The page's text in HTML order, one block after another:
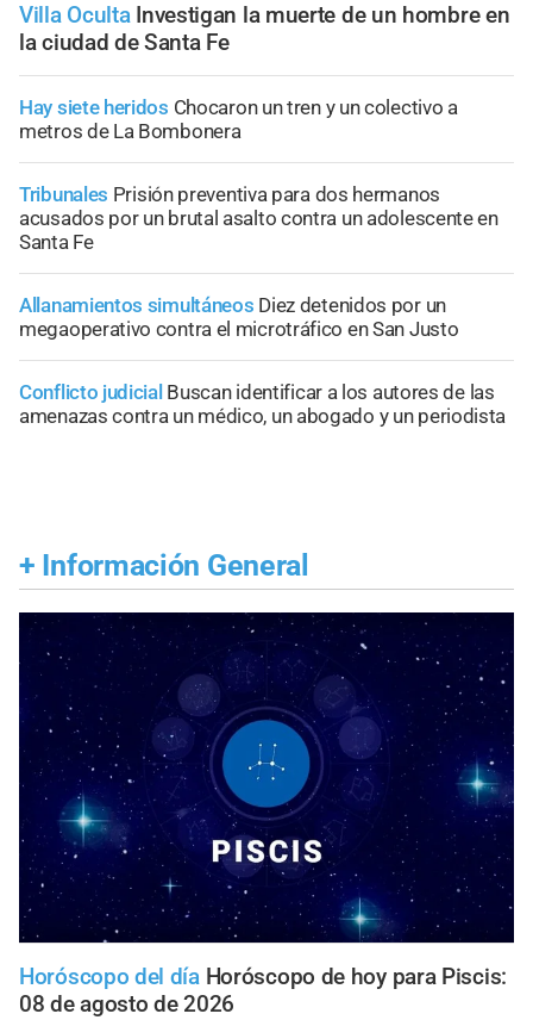
Villa Oculta Investigan la muerte de un hombre en
la ciudad de Santa Fe
Hay siete heridos Chocaron un tren y un colectivo a
metros de La Bombonera
Tribunales Prisión preventiva para dos hermanos
acusados por un brutal asalto contra un adolescente en
Santa Fe
Allanamientos simultáneos Diez detenidos por un
megaoperativo contra el microtráfico en San Justo
Conflicto judicial Buscan identificar a los autores de las
amenazas contra un médico, un abogado y un periodista
+ Información General
Horóscopo del día Horóscopo de hoy para Piscis:
08 de agosto de 2026